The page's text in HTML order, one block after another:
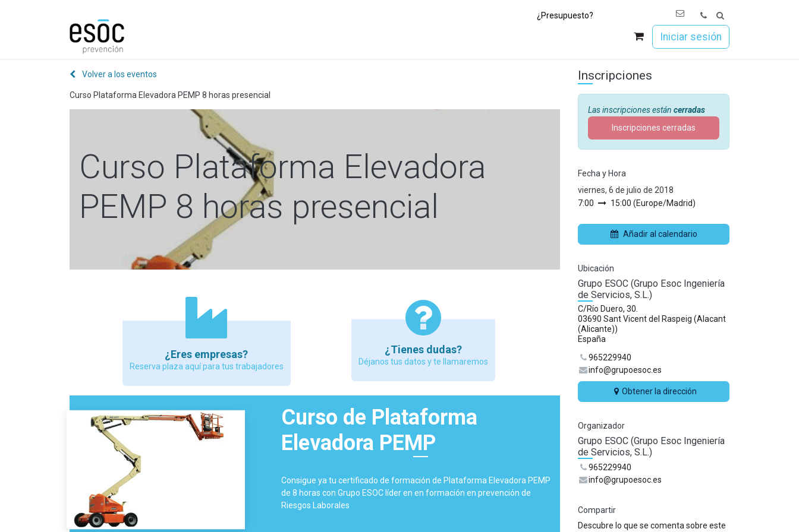
¿Presupuesto?
Iniciar sesión
Volver a los eventos
Curso Plataforma Elevadora PEMP 8 horas presencial
Curso Plataforma Elevadora
PEMP 8 horas presencial
¿Eres empresas?
Reserva plaza aquí para tus trabajadores
¿Tienes dudas?
Déjanos tus datos y te llamaremos
Curso de Plataforma
Elevadora PEMP
Consigue ya tu certificado de formación de Plataforma Elevadora PEMP
de 8 horas con Grupo ESOC líder en en formación en prevención de
Riesgos Laborales
Inscripciones
Las inscripciones están cerradas
Inscripciones cerradas
Fecha y Hora
viernes, 6 de julio de 2018
7:00
15:00 (Europe/Madrid)
Añadir al calendario
Ubicación
Grupo ESOC (Grupo Esoc Ingeniería
de Servicios, S.L.)
C/Río Duero, 30.
03690 Sant Vicent del Raspeig (Alacant
(Alicante))
España
965229940
info@grupoesoc.es
Obtener la dirección
Organizador
Grupo ESOC (Grupo Esoc Ingeniería
de Servicios, S.L.)
965229940
info@grupoesoc.es
Compartir
Descubre lo que se comenta sobre este